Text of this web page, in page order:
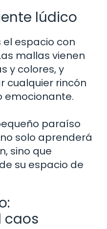
lúdico
el espacio con
mallas vienen
y colores, y
cualquier rincón
emocionante.
paraíso
solo aprenderá
sino que
su espacio de
caos